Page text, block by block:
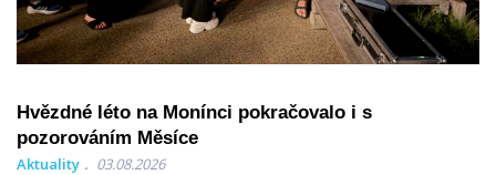
Hvězdné léto na Monínci pokračovalo i s
pozorováním Měsíce
Aktuality 03.08.2026